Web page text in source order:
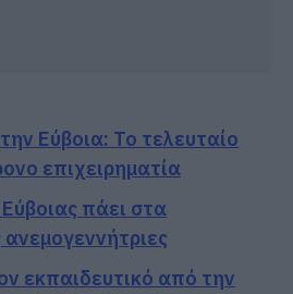
Εύβοια: Το τελευταίο
επιχειρηματία
πάει στα
ανεμογεννήτριες
εκπαιδευτικό από την